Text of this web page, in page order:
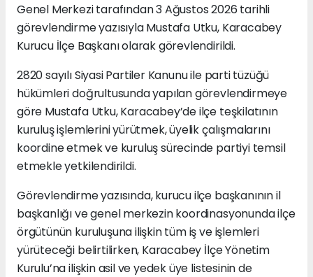
Genel Merkezi tarafından 3 Ağustos 2026 tarihli
görevlendirme yazısıyla Mustafa Utku, Karacabey
Kurucu İlçe Başkanı olarak görevlendirildi.
2820 sayılı Siyasi Partiler Kanunu ile parti tüzüğü
hükümleri doğrultusunda yapılan görevlendirmeye
göre Mustafa Utku, Karacabey’de ilçe teşkilatının
kuruluş işlemlerini yürütmek, üyelik çalışmalarını
koordine etmek ve kuruluş sürecinde partiyi temsil
etmekle yetkilendirildi.
Görevlendirme yazısında, kurucu ilçe başkanının il
başkanlığı ve genel merkezin koordinasyonunda ilçe
örgütünün kuruluşuna ilişkin tüm iş ve işlemleri
yürüteceği belirtilirken, Karacabey İlçe Yönetim
Kurulu’na ilişkin asil ve yedek üye listesinin de